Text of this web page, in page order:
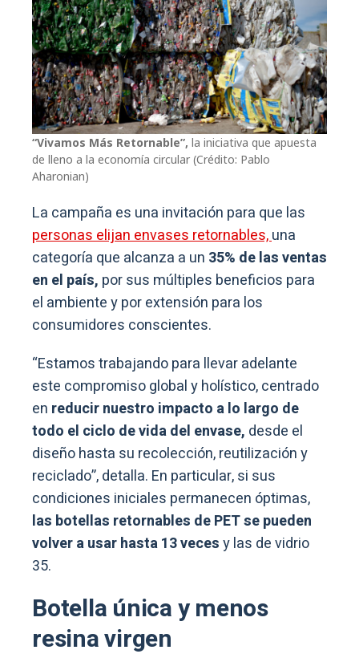
“Vivamos Más Retornable”, la iniciativa que apuesta
de lleno a la economía circular (Crédito: Pablo
Aharonian)
La campaña es una invitación para que las
personas elijan envases retornables,una
categoría que alcanza a un 35% de las ventas
en el país, por sus múltiples beneficios para
el ambiente y por extensión para los
consumidores conscientes.
“Estamos trabajando para llevar adelante
este compromiso global y holístico, centrado
en reducir nuestro impacto a lo largo de
todo el ciclo de vida del envase, desde el
diseño hasta su recolección, reutilización y
reciclado”, detalla. En particular, si sus
condiciones iniciales permanecen óptimas,
las botellas retornables de PET se pueden
volver a usar hasta 13 vecesy las de vidrio
35.
Botella única y menos
resina virgen